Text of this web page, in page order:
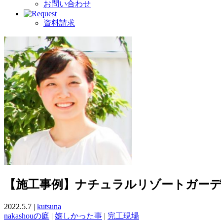
お問い合わせ
資料請求
【施工事例】ナチュラルリゾートガー
2022.5.7 | kutsuna
nakashouの庭 | 嬉しかった事 | 完工現場